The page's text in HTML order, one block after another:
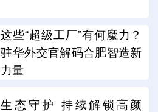
这些“超级工厂”有何魔力？
驻华外交官解码合肥智造新
力量
生态守护 持续解锁高颜